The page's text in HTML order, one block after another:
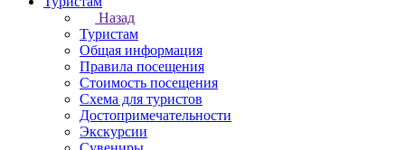
Назад
Туристам
Общая информация
Правила посещения
Стоимость посещения
Схема для туристов
Достопримечательности
Экскурсии